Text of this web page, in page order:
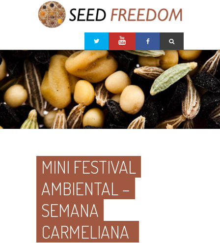
MINI FESTIVAL
AMBIENTAL –
SEMANA
CARMELIANA